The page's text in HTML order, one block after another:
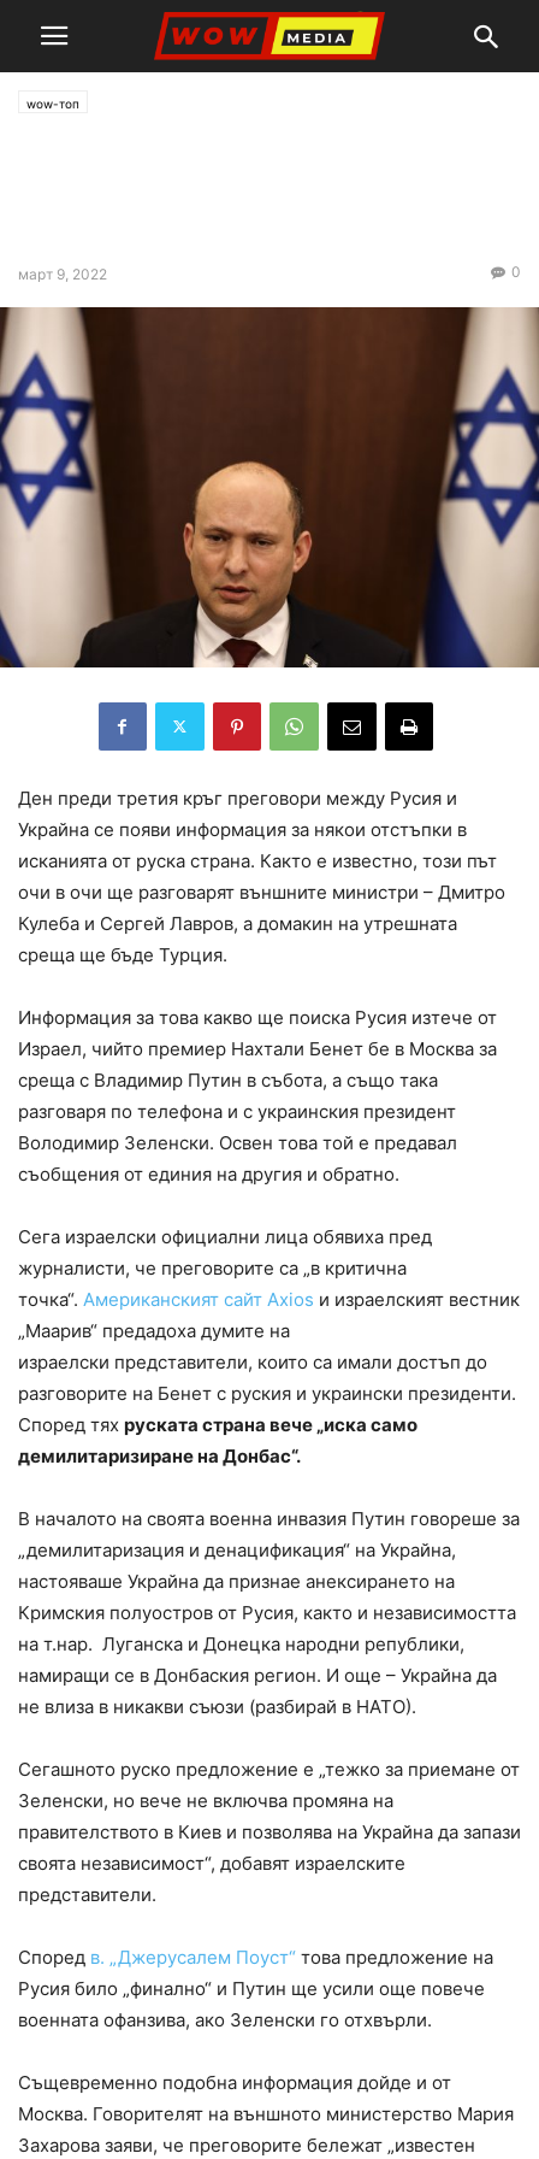
wow-топ
март 9, 2022 0
Ден преди третия кръг преговори между Русия и
Украйна се появи информация за някои отстъпки в
исканията от руска страна. Както е известно, този път
очи в очи ще разговарят външните министри – Дмитро
Кулеба и Сергей Лавров, а домакин на утрешната
среща ще бъде Турция.
Информация за това какво ще поиска Русия изтече от
Израел, чийто премиер Нахтали Бенет бе в Москва за
среща с Владимир Путин в събота, а също така
разговаря по телефона и с украинския президент
Володимир Зеленски. Освен това той е предавал
съобщения от единия на другия и обратно.
Сега израелски официални лица обявиха пред
журналисти, че преговорите са „в критична
точка“. Американският сайт Axios и израелският вестник
„Маарив“ предадоха думите на
израелски представители, които са имали достъп до
разговорите на Бенет с руския и украински президенти.
Според тях руската страна вече „иска само
демилитаризиране на Донбас“.
В началото на своята военна инвазия Путин говореше за
„демилитаризация и денацификация“ на Украйна,
настояваше Украйна да признае анексирането на
Кримския полуостров от Русия, както и независимостта
на т.нар. Луганска и Донецка народни републики,
намиращи се в Донбаския регион. И още – Украйна да
не влиза в никакви съюзи (разбирай в НАТО).
Сегашното руско предложение е „тежко за приемане от
Зеленски, но вече не включва промяна на
правителството в Киев и позволява на Украйна да запази
своята независимост“, добавят израелските
представители.
Според в. „Джерусалем Поуст“ това предложение на
Русия било „финално“ и Путин ще усили още повече
военната офанзива, ако Зеленски го отхвърли.
Същевременно подобна информация дойде и от
Москва. Говорителят на външното министерство Мария
Захарова заяви, че преговорите бележат „известен